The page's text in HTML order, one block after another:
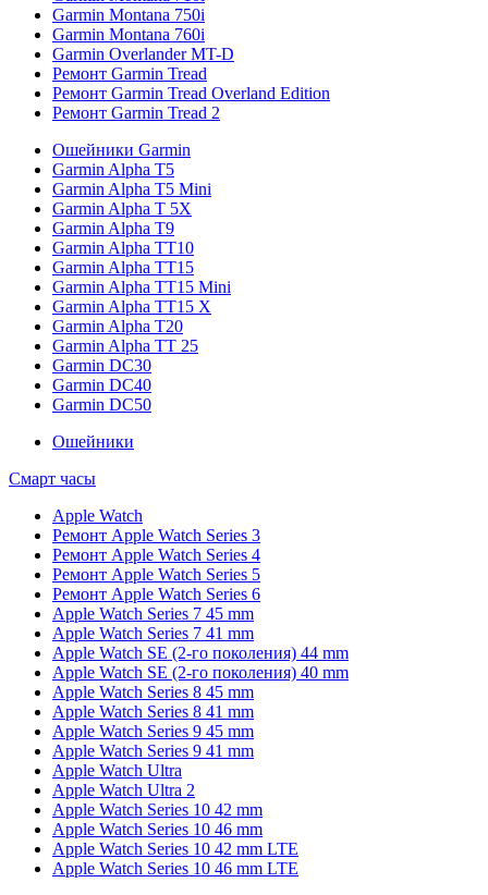
Garmin Montana 750i
Garmin Montana 760i
Garmin Overlander MT-D
Ремонт Garmin Tread
Ремонт Garmin Tread Overland Edition
Ремонт Garmin Tread 2
Ошейники Garmin
Garmin Alpha T5
Garmin Alpha T5 Mini
Garmin Alpha T 5X
Garmin Alpha T9
Garmin Alpha TT10
Garmin Alpha TT15
Garmin Alpha TT15 Mini
Garmin Alpha TT15 X
Garmin Alpha T20
Garmin Alpha TT 25
Garmin DC30
Garmin DC40
Garmin DC50
Ошейники
Смарт часы
Apple Watch
Ремонт Apple Watch Series 3
Ремонт Apple Watch Series 4
Ремонт Apple Watch Series 5
Ремонт Apple Watch Series 6
Apple Watch Series 7 45 mm
Apple Watch Series 7 41 mm
Apple Watch SE (2-го поколения) 44 mm
Apple Watch SE (2-го поколения) 40 mm
Apple Watch Series 8 45 mm
Apple Watch Series 8 41 mm
Apple Watch Series 9 45 mm
Apple Watch Series 9 41 mm
Apple Watch Ultra
Apple Watch Ultra 2
Apple Watch Series 10 42 mm
Apple Watch Series 10 46 mm
Apple Watch Series 10 42 mm LTE
Apple Watch Series 10 46 mm LTE